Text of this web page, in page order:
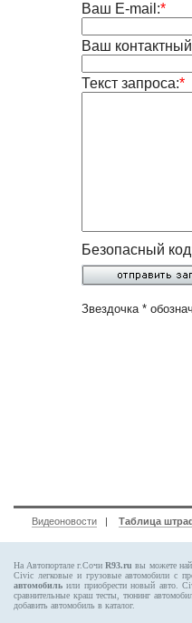
Ваш E-mail:*
Ваш
Текст запроса:*
Безопасный
Звездочка *
Видеоновости | Таблица
На Автопортале г.СочиR93.ru вы можете
Civic легковые и грузовые автомобили с
автомобиль или приобрести новый
сравнительные краш тесты, тюнинг
добавить автомобиль в каталог.